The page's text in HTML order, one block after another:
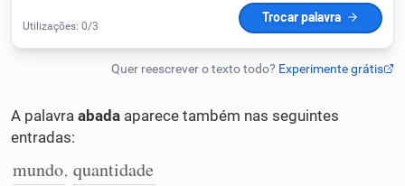
Detector de IA
Humanizador de IA
Cata-letras
A palavra abada aparece também nas seguintes
entradas:
mundo, quantidade